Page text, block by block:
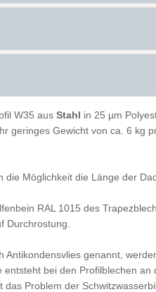
W35 aus Stahl in 25 µm
geringes Gewicht von ca. 6 kg
Möglichkeit die Länge der
RAL 1015 des
Durchrostung.
Antikondensvlies genannt,
bei den Profilblechen
Problem der